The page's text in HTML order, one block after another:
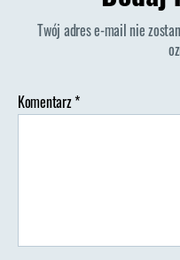
Twój adres e-mail nie
Komentarz*